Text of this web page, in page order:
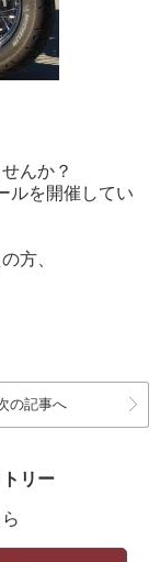
んか？
ルを開催してい
方、
の記事へ
リー